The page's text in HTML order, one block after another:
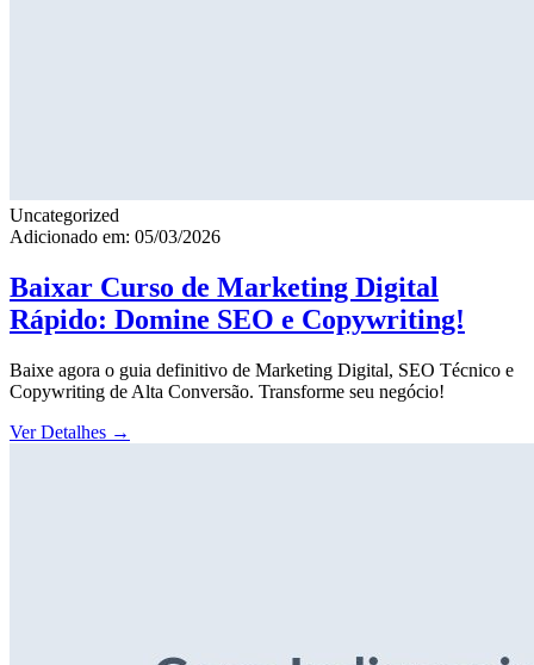
Uncategorized
Adicionado em: 05/03/2026
Baixar Curso de Marketing Digital
Rápido: Domine SEO e Copywriting!
Baixe agora o guia definitivo de Marketing Digital, SEO Técnico e
Copywriting de Alta Conversão. Transforme seu negócio!
Ver Detalhes →